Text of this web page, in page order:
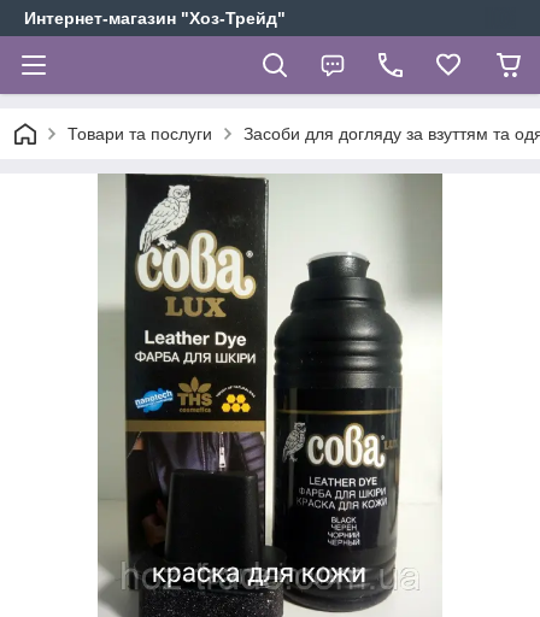
Интернет-магазин "Хоз-Трейд"
Товари та послуги Засоби для догляду за взуттям та